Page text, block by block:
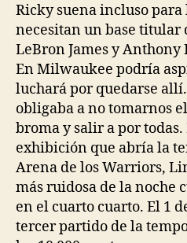
Ricky suena incluso para
necesitan un base titular
LeBron James y
En Milwaukee podría
luchará por quedarse
obligaba a no tomarnos
broma y salir a por
exhibición que abría la
Arena de los Warriors,
más ruidosa de la noche
en el cuarto cuarto. El 1
tercer partido de la